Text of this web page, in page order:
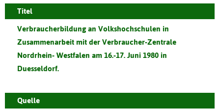
Titel
Verbraucherbildung an Volkshochschulen in
Zusammenarbeit mit der Verbraucher-Zentrale
Nordrhein- Westfalen am 16.-17. Juni 1980 in
Duesseldorf.
Quelle